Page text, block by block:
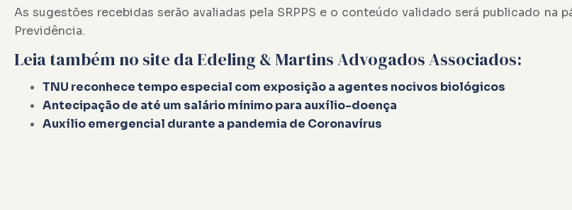
As sugestões recebidas serão avaliadas pela SRPPS e o conteúdo validado será publicado na
Previdência.
Leia também no site da Edeling & Martins Advogados Associados:
TNU reconhece tempo especial com exposição a agentes nocivos biológicos
Antecipação de até um salário mínimo para auxílio-doença
Auxílio emergencial durante a pandemia de Coronavírus